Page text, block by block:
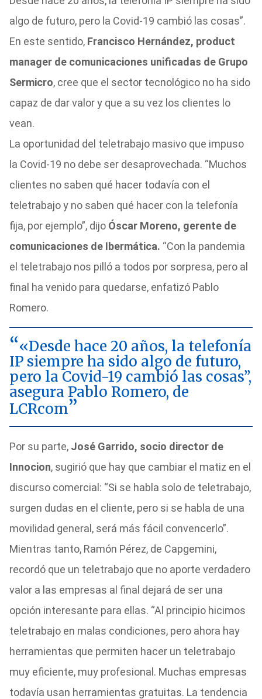
algo de futuro, pero la Covid-19 cambió las cosas”.
En este sentido, Francisco Hernández, product
manager de comunicaciones unificadas de Grupo
Sermicro, cree que el sector tecnológico no ha sido
capaz de dar valor y que a su vez los clientes lo
vean.
La oportunidad del teletrabajo masivo que impuso
la Covid-19 no debe ser desaprovechada. “Muchos
clientes no saben qué hacer todavía con el
teletrabajo y no saben qué hacer con la telefonía
fija, por ejemplo”, dijo Óscar Moreno, gerente de
comunicaciones de Ibermática. “Con la pandemia
el teletrabajo nos pilló a todos por sorpresa, pero al
final ha venido para quedarse, enfatizó Pablo
Romero.
«Desde hace 20 años, la telefonía
IP siempre ha sido algo de futuro,
pero la Covid-19 cambió las cosas”,
asegura Pablo Romero, de
LCRcom
Por su parte, José Garrido, socio director de
Innocion, sugirió que hay que cambiar el matiz en el
discurso comercial: “Si se habla solo de teletrabajo,
surgen dudas en el cliente, pero si se habla de una
movilidad general, será más fácil convencerlo”.
Mientras tanto, Ramón Pérez, de Capgemini,
recordó que un teletrabajo que no aporte verdadero
valor a las empresas al final dejará de ser una
opción interesante para ellas. “Al principio hicimos
teletrabajo en malas condiciones, pero ahora hay
herramientas que permiten hacer un teletrabajo
muy eficiente, muy profesional. Muchas empresas
todavía usan herramientas gratuitas. La tendencia